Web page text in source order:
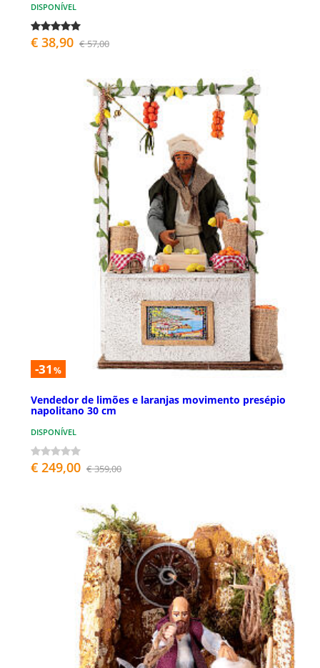
DISPONÍVEL
€ 38,90 € 57,00
-31 %
Vendedor de limões e laranjas movimento presépio
napolitano 30 cm
DISPONÍVEL
€ 249,00 € 359,00